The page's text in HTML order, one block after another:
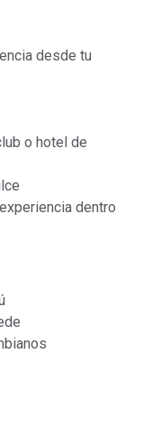
desde tu
o hotel de
dentro